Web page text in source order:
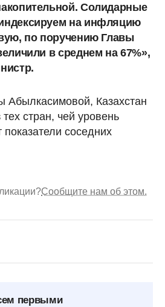
Солидарные
на инфляцию
по поручению Главы
в среднем на 67%»,
Казахстан
стран, чей уровень
соседних
Сообщите нам об этом.
первыми